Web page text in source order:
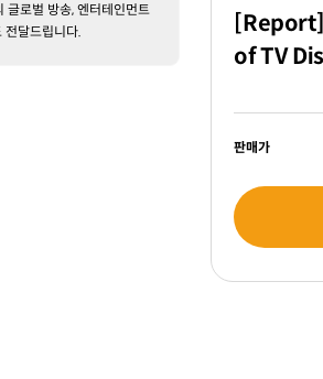
글로벌 방송, 엔터테인먼트
전달드립니다.
of TV
판매가